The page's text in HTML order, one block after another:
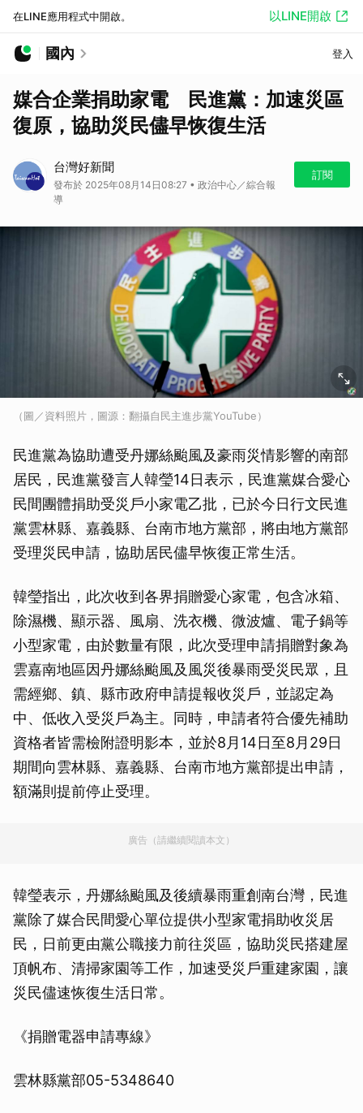
在LINE應用程式中開啟。 以LINE開啟
國內 登入
媒合企業捐助家電 民進黨：加速災區
復原，協助災民儘早恢復生活
台灣好新聞
發布於 2025年08月14日08:27 • 政治中心／綜合報
導
訂閱
（圖／資料照片，圖源：翻攝自民主進步黨YouTube）
民進黨為協助遭受丹娜絲颱風及豪雨災情影響的南部
居民，民進黨發言人韓瑩14日表示，民進黨媒合愛心
民間團體捐助受災戶小家電乙批，已於今日行文民進
黨雲林縣、嘉義縣、台南市地方黨部，將由地方黨部
受理災民申請，協助居民儘早恢復正常生活。
韓瑩指出，此次收到各界捐贈愛心家電，包含冰箱、
除濕機、顯示器、風扇、洗衣機、微波爐、電子鍋等
小型家電，由於數量有限，此次受理申請捐贈對象為
雲嘉南地區因丹娜絲颱風及風災後暴雨受災民眾，且
需經鄉、鎮、縣市政府申請提報收災戶，並認定為
中、低收入受災戶為主。同時，申請者符合優先補助
資格者皆需檢附證明影本，並於8月14日至8月29日
期間向雲林縣、嘉義縣、台南市地方黨部提出申請，
額滿則提前停止受理。
廣告（請繼續閱讀本文）
韓瑩表示，丹娜絲颱風及後續暴雨重創南台灣，民進
黨除了媒合民間愛心單位提供小型家電捐助收災居
民，日前更由黨公職接力前往災區，協助災民搭建屋
頂帆布、清掃家園等工作，加速受災戶重建家園，讓
災民儘速恢復生活日常。
《捐贈電器申請專線》
雲林縣黨部05-5348640